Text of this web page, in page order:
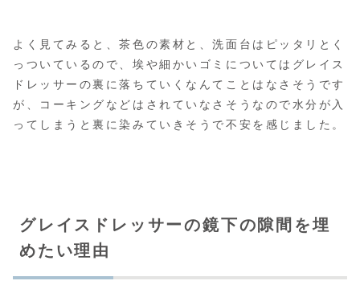
よく見てみると、茶色の素材と、洗面台はピッタリとく
っついているので、埃や細かいゴミについてはグレイス
ドレッサーの裏に落ちていくなんてことはなさそうです
が、コーキングなどはされていなさそうなので水分が入
ってしまうと裏に染みていきそうで不安を感じました。
グレイスドレッサーの鏡下の隙間を埋
めたい理由